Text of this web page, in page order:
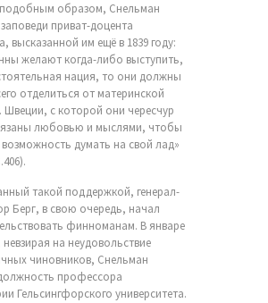
подобным образом, Снельман
приват-доцента
высказанной им ещё в 1839 году:
желают когда-либо выступить,
нация, то они должны
отделиться от материнской
Швеции, с которой они чересчур
любовью и мыслями, чтобы
думать на свой лад»
такой поддержкой, генерал-
Берг, в свою очередь, начал
финноманам. В январе
невзирая на неудовольствие
чиновников, Снельман
профессора
Гельсингфорского университета.